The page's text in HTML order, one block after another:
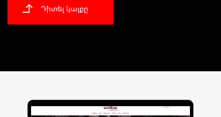
Դիտել կայքը